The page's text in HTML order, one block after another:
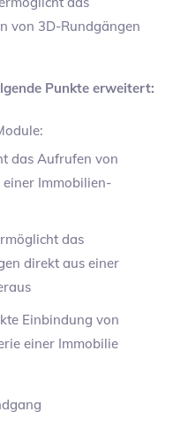
von 3D-Rundgängen
Punkte erweitert:
das Aufrufen von
Immobilien-
das
direkt aus einer
Einbindung von
einer Immobilie